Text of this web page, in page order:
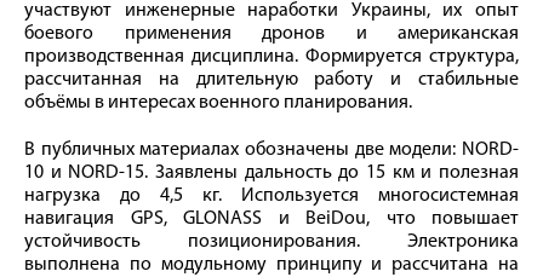
участвуют инженерные наработки Украины, их опыт
боевого применения дронов и американская
производственная дисциплина. Формируется структура,
рассчитанная на длительную работу и стабильные
объёмы в интересах военного планирования.
В публичных материалах обозначены две модели: NORD-
10 и NORD-15. Заявлены дальность до 15 км и полезная
нагрузка до 4,5 кг. Используется многосистемная
навигация GPS, GLONASS и BeiDou, что повышает
устойчивость позиционирования. Электроника
выполнена по модульному принципу и рассчитана на